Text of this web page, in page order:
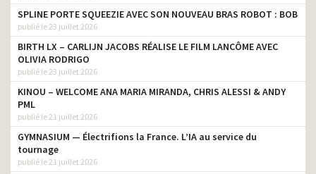
SPLINE PORTE SQUEEZIE AVEC SON NOUVEAU BRAS ROBOT : BOB
publié le 23 juillet 2026
BIRTH LX – CARLIJN JACOBS RÉALISE LE FILM LANCÔME AVEC
OLIVIA RODRIGO
publié le 23 juillet 2026
KINOU – WELCOME ANA MARIA MIRANDA, CHRIS ALESSI & ANDY
PML
publié le 21 juillet 2026
GYMNASIUM — Électrifions la France. L’IA au service du
tournage
publié le 21 juillet 2026